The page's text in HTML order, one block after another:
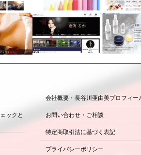
ックと
会社概要・長谷川亜由美プロフィー
お問い合わせ・ご相談
特定商取引法に基づく表記
プライバシーポリシー